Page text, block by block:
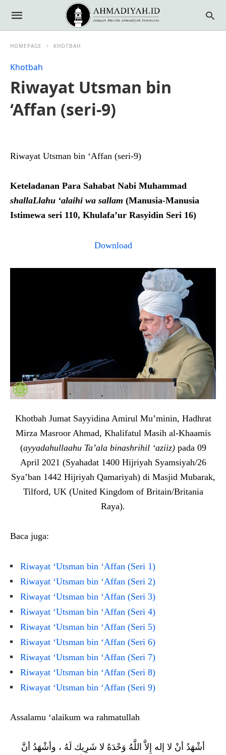
HOMEPAGE KHOTBAH
Khotbah
Riwayat Utsman bin
‘Affan (seri-9)
Riwayat Utsman bin ‘Affan (seri-9)
Keteladanan Para Sahabat Nabi Muhammad
shallaLlahu ‘alaihi wa sallam (Manusia-Manusia
Istimewa seri 110, Khulafa’ur Rasyidin Seri 16)
Download
Khotbah Jumat Sayyidina Amirul Mu’minin, Hadhrat
Mirza Masroor Ahmad, Khalifatul Masih al-Khaamis
(ayyadahullaahu Ta’ala binashrihil ‘aziiz) pada 09
April 2021 (Syahadat 1400 Hijriyah Syamsiyah/26
Sya’ban 1442 Hijriyah Qamariyah) di Masjid Mubarak,
Tilford, UK (United Kingdom of Britain/Britania
Raya).
Baca juga:
Riwayat ‘Utsman bin ‘Affan (Seri 1)
Riwayat ‘Utsman bin ‘Affan (Seri 2)
Riwayat ‘Utsman bin ‘Affan (Seri 3)
Riwayat ‘Utsman bin ‘Affan (Seri 4)
Riwayat ‘Utsman bin ‘Affan (Seri 5)
Riwayat ‘Utsman bin ‘Affan (Seri 6)
Riwayat ‘Utsman bin ‘Affan (Seri 7)
Riwayat ‘Utsman bin ‘Affan (Seri 8)
Riwayat ‘Utsman bin ‘Affan (Seri 9)
Assalamu ‘alaikum wa rahmatullah
أشْهَدُ أنْ لا إله إِلاَّ اللَّهُ وَحْدَهُ لا شَرِيك لَهُ ، وأشْهَدُ أنَّ